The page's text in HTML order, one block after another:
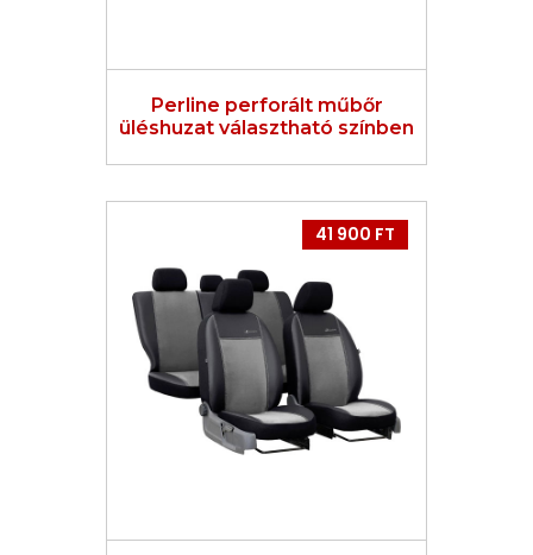
Perline perforált műbőr
üléshuzat választható színben
41 900 FT